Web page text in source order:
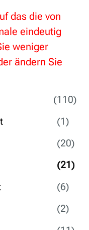
(110)
(1)
(20)
(21)
(6)
(2)
das die von
eindeutig
weniger
ändern Sie